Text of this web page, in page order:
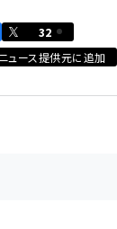
32
ュース提供元に追加